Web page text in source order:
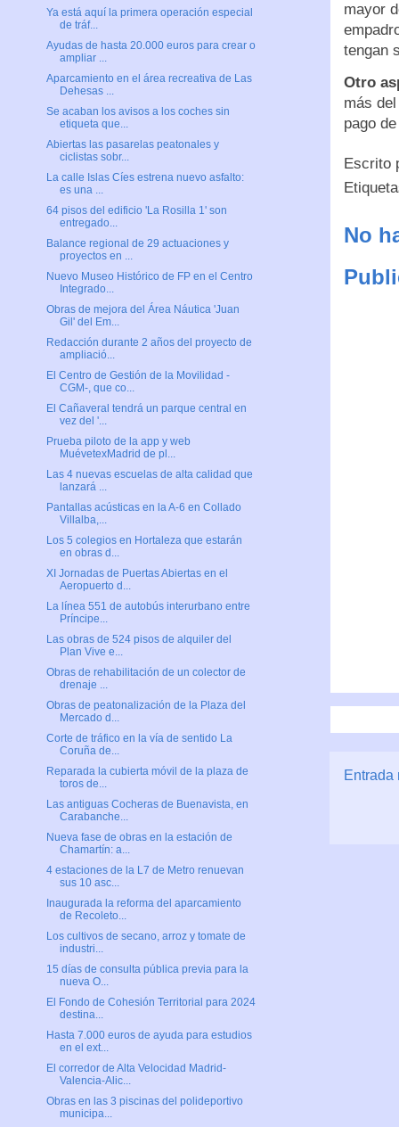
mayor
tengan
Otro
más
pago
Escrito
No
Entrada
Ya está aquí la primera operación especial
de tráf...
Ayudas de hasta 20.000 euros para crear o
ampliar ...
Aparcamiento en el área recreativa de Las
Dehesas ...
Se acaban los avisos a los coches sin
etiqueta que...
Abiertas las pasarelas peatonales y
ciclistas sobr...
La calle Islas Cíes estrena nuevo asfalto:
es una ...
64 pisos del edificio 'La Rosilla 1' son
entregado...
Balance regional de 29 actuaciones y
proyectos en ...
Nuevo Museo Histórico de FP en el Centro
Integrado...
Obras de mejora del Área Náutica 'Juan
Gil' del Em...
Redacción durante 2 años del proyecto de
ampliació...
El Centro de Gestión de la Movilidad -
CGM-, que co...
El Cañaveral tendrá un parque central en
vez del '...
Prueba piloto de la app y web
MuévetexMadrid de pl...
Las 4 nuevas escuelas de alta calidad que
lanzará ...
Pantallas acústicas en la A-6 en Collado
Villalba,...
Los 5 colegios en Hortaleza que estarán
en obras d...
XI Jornadas de Puertas Abiertas en el
Aeropuerto d...
La línea 551 de autobús interurbano entre
Príncipe...
Las obras de 524 pisos de alquiler del
Plan Vive e...
Obras de rehabilitación de un colector de
drenaje ...
Obras de peatonalización de la Plaza del
Mercado d...
Corte de tráfico en la vía de sentido La
Coruña de...
Reparada la cubierta móvil de la plaza de
toros de...
Las antiguas Cocheras de Buenavista, en
Carabanche...
Nueva fase de obras en la estación de
Chamartín: a...
4 estaciones de la L7 de Metro renuevan
sus 10 asc...
Inaugurada la reforma del aparcamiento
de Recoleto...
Los cultivos de secano, arroz y tomate de
industri...
15 días de consulta pública previa para la
nueva O...
El Fondo de Cohesión Territorial para 2024
destina...
Hasta 7.000 euros de ayuda para estudios
en el ext...
El corredor de Alta Velocidad Madrid-
Valencia-Alic...
Obras en las 3 piscinas del polideportivo
municipa...